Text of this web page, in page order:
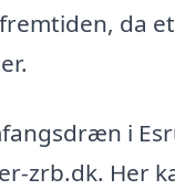
da
i
zrb.dk. Her